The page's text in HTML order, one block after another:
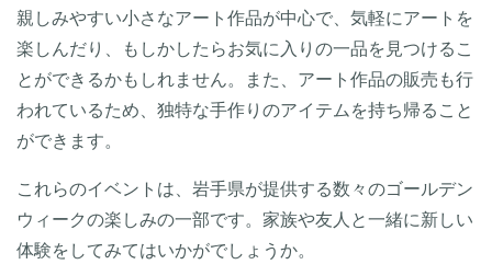
親しみやすい小さなアート作品が中心で、気軽にアートを
楽しんだり、もしかしたらお気に入りの一品を見つけるこ
とができるかもしれません。また、アート作品の販売も行
われているため、独特な手作りのアイテムを持ち帰ること
ができます。
これらのイベントは、岩手県が提供する数々のゴールデン
ウィークの楽しみの一部です。家族や友人と一緒に新しい
体験をしてみてはいかがでしょうか。